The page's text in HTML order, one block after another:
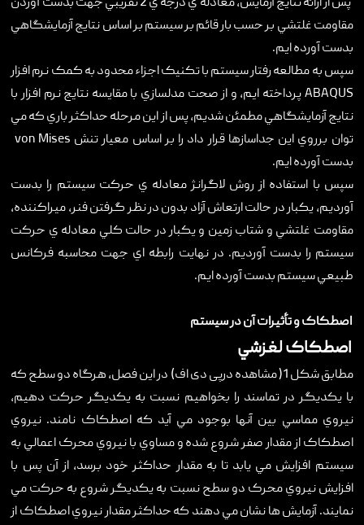
مقاومت غلتشي بر حسب بار قائم بر سيستم بر اساس نتايج آزمايشگاهي
بدست آورده ايم.
سپس به مطالعه رفتار سيستم با تکنيک اجزاء محدود به کمک نرم افزار
ABAQUS پرداخته ايم، و از صحت مدلسازي با مقايسه نتايج نرم افزار با
نتايج آزمايشگاهي مطمئن شديم، پس از اين مرحله حداکثر باري که مي
بدست آورده ايم.
سپس با استفاده از روش لاگرانژ معادله ي حرکت سيستم را بدست
آورديم، يکبار در حالت ارتعاش آزاد بدون در نظر گرفتن فنر، ميراکننده،
مقاومت غلتشي و شتاب زمين و يکبار در حالت کلي معادله ي حرکت
سيستم را بدست آورديم. در نهايت رابطه اي جهت محاسبه فرکانس
طبيعي سيستم بدست آورده ايم.
اصطکاک و تأثيرات آن در سيستم
اصطکاک لغزشي
مطابق شکل 1( مشاهده درپی دی اف) در اين فصل، هرگاه دو سطح که
با يکديگر در تماسند را بخواهيم نسبت به يکديگر حرکت دهيم،
نيروي مماسي بين آنها بوجود مي آيد که اصطکاک نامند. نيروي
اصطکاک از مقدار صفر شروع شده و مساوي با نيروي محرک اعمالي به
سيستم افزايش مي يابد تا به مقدار حداکثر خود برسد، از آن پس با
افزايش نيروي محرک دو سطح نسبت به يکديگر شروع به حرکت مي
نمايند. آزمايش ها نشان مي دهند که حداکثر مقدار نيروي اصطکاک از